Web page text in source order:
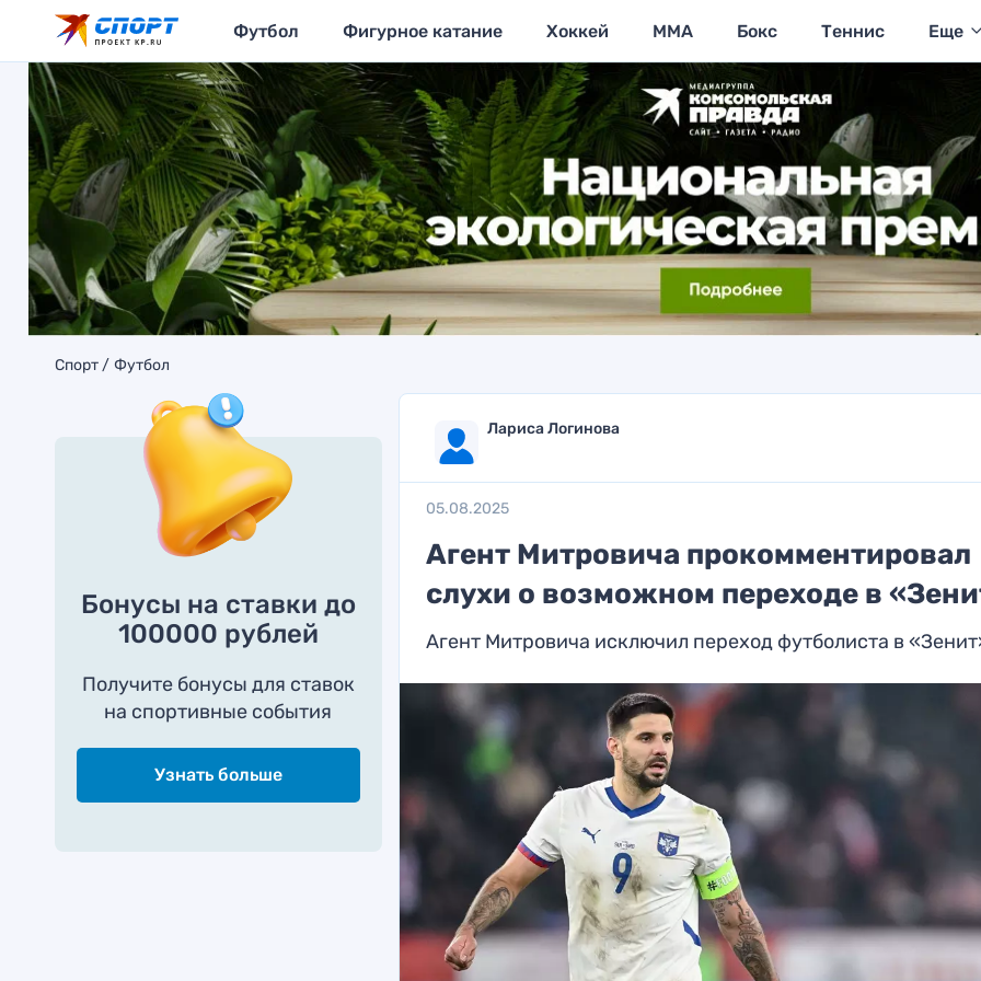
Футбол Фигурное катание Хоккей MMA Бокс Теннис Еще
Спорт Футбол
Бонусы на ставки до
100000 рублей
Получите бонусы для ставок
на спортивные события
Узнать больше
Лариса Логинова
05.08.2025
Агент Митровича прокомментировал
слухи о возможном переходе в
Агент Митровича исключил переход футболиста в